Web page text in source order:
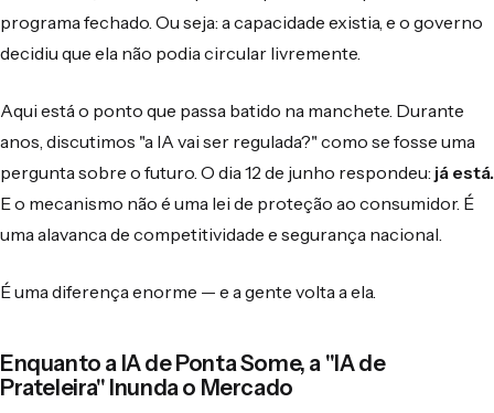
programa fechado. Ou seja: a capacidade existia, e o governo
decidiu que ela não podia circular livremente.
Aqui está o ponto que passa batido na manchete. Durante
anos, discutimos "a IA vai ser regulada?" como se fosse uma
pergunta sobre o futuro. O dia 12 de junho respondeu: já está.
E o mecanismo não é uma lei de proteção ao consumidor. É
uma alavanca de competitividade e segurança nacional.
É uma diferença enorme — e a gente volta a ela.
Enquanto a IA de Ponta Some, a "IA de
Prateleira" Inunda o Mercado